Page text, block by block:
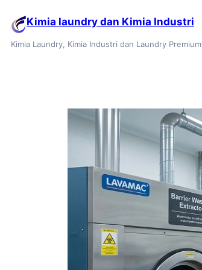
Kimia laundry dan Kimia Industri
Kimia Laundry, Kimia Industri dan Laundry Premium